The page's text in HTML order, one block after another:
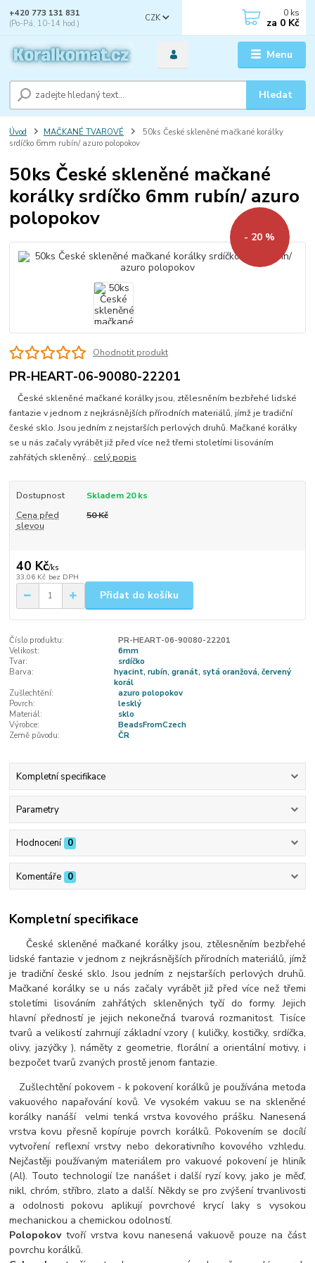
Menu
CZK
Hledat
+420 773 131 831
(Po-Pá, 10-14 hod.)
0 ks
za 0 Kč
Úvod MAČKANÉ TVAROVÉ
50ks České skleněné mačkané korálky
srdíčko 6mm rubín/ azuro polopokov
50ks České skleněné mačkané
korálky srdíčko 6mm rubín/ azuro
polopokov
- 20 %
Ohodnotit produkt
PR-HEART-06-90080-22201
České skleněné mačkané korálky jsou, ztělesněním bezbřehé lidské
fantazie v jednom z nejkrásnějších přírodních materiálů, jímž je tradiční
české sklo. Jsou jedním z nejstarších perlových druhů. Mačkané korálky
se u nás začaly vyrábět již před více než třemi stoletími lisováním
zahřátých skleněný... celý popis
Dostupnost
Skladem 20 ks
Cena před
slevou
50 Kč
40 Kč/ks
33,06 Kč bez DPH
Přidat do košíku
Číslo produktu:
PR-HEART-06-90080-22201
Velikost:
6mm
Tvar:
srdíčko
Barva:
hyacint, rubín, granát, sytá oranžová, červený
korál
Zušlechtění:
azuro polopokov
Povrch:
lesklý
Materiál:
sklo
Výrobce:
BeadsFromCzech
Země původu:
ČR
Kompletní specifikace
Parametry
Hodnocení 0
Komentáře 0
Kompletní specifikace
České skleněné mačkané korálky jsou, ztělesněním bezbřehé
lidské fantazie v jednom z nejkrásnějších přírodních materiálů, jímž
je tradiční české sklo. Jsou jedním z nejstarších perlových druhů.
Mačkané korálky se u nás začaly vyrábět již před více než třemi
stoletími lisováním zahřátých skleněných tyčí do formy. Jejich
hlavní předností je jejich nekonečná tvarová rozmanitost. Tisíce
tvarů a velikostí zahrnují základní vzory ( kuličky, kostičky, srdíčka,
olivy, jazýčky ), náměty z geometrie, florální a orientální motivy, i
bezpočet tvarů zvaných prostě jenom fantazie.
Zušlechtění pokovem - k pokovení korálků je používána metoda
vakuového napařování kovů. Ve vysokém vakuu se na skleněné
korálky nanáší velmi tenká vrstva kovového prášku. Nanesená
vrstva kovu přesně kopíruje povrch korálků. Pokovením se docílí
vytvoření reflexní vrstvy nebo dekorativního kovového vzhledu.
Nejčastěji používaným materiálem pro vakuové pokovení je hliník
(Al). Touto technologií lze nanášet i další ryzí kovy, jako je měď,
nikl, chróm, stříbro, zlato a další. Někdy se pro zvýšení trvanlivosti
a odolnosti pokovu aplikují povrchové krycí laky s vysokou
mechanickou a chemickou odolností.
Polopokovtvoří vrstva kovu nanesená vakuově pouze na část
povrchu korálků.